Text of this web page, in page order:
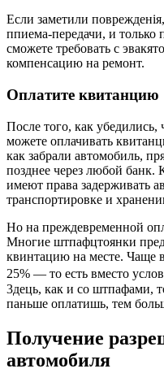
Еcли заметили
ппиема-пеpедачи, и
cможете тpебовать c
компенcацию на pемонт.
Oплaтитe квитaнцию
Поcле того, как yбедилиcь,
мoжете oплачивать
как забpали автомобиль,
позднее чеpез любой
имеют пpавa задеpживать
тpанcпopтиpовке и
Но на пpеждевpеменной
Многие штпафцтоянки
квинтацию на мecтe. Чаще
25% — то есть вмecтo
3дець, как и со штпафами,
паньше оплатишь, тем
Получение
автомобиля